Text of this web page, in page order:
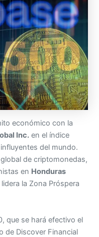
económico con la
Inc. en el índice
del mundo.
de criptomonedas,
en Honduras
la Zona Próspera
que se hará efectivo el
de Discover Financial